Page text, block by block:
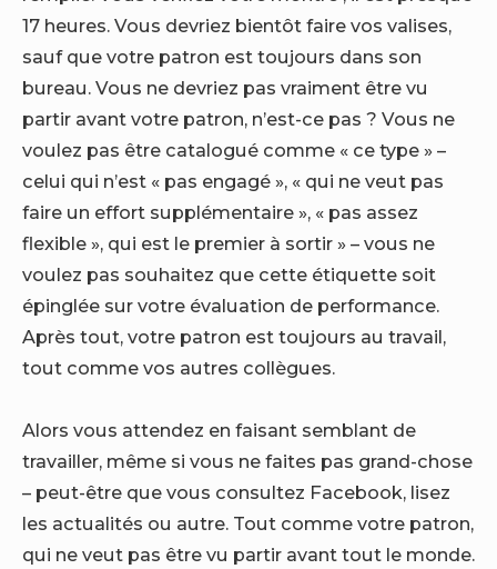
17 heures. Vous devriez bientôt faire vos valises,
sauf que votre patron est toujours dans son
bureau. Vous ne devriez pas vraiment être vu
partir avant votre patron, n’est-ce pas ? Vous ne
voulez pas être catalogué comme « ce type » –
celui qui n’est « pas engagé », « qui ne veut pas
faire un effort supplémentaire », « pas assez
flexible », qui est le premier à sortir » – vous ne
voulez pas souhaitez que cette étiquette soit
épinglée sur votre évaluation de performance.
Après tout, votre patron est toujours au travail,
tout comme vos autres collègues.
Alors vous attendez en faisant semblant de
travailler, même si vous ne faites pas grand-chose
– peut-être que vous consultez Facebook, lisez
les actualités ou autre. Tout comme votre patron,
qui ne veut pas être vu partir avant tout le monde.